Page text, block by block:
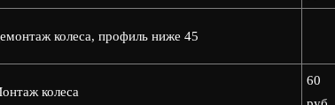
колеса, профиль ниже 45
колеса
60